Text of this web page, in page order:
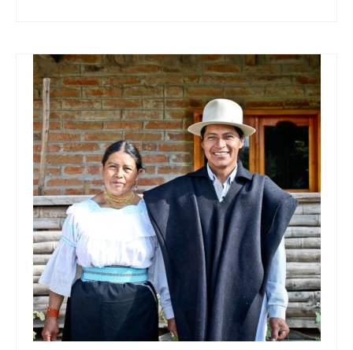
Malte
Préparatifs
Autres voyages
Bolivie
Cambodge
Cap-vert
Costa-Rica
Guatemala